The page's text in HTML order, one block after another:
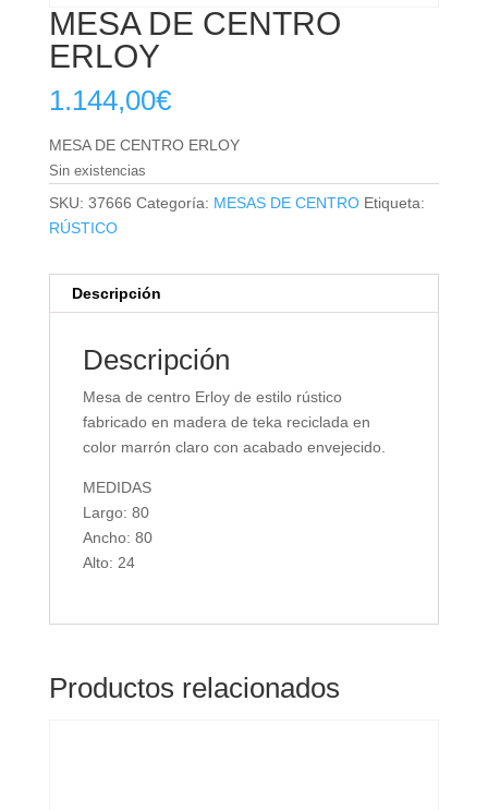
MESA DE CENTRO
ERLOY
1.144,00€
MESA DE CENTRO ERLOY
Sin existencias
SKU: 37666 Categoría: MESAS DE CENTRO Etiqueta:
RÚSTICO
Descripción
Descripción
Mesa de centro Erloy de estilo rústico
fabricado en madera de teka reciclada en
color marrón claro con acabado envejecido.
MEDIDAS
Largo: 80
Ancho: 80
Alto: 24
Productos relacionados